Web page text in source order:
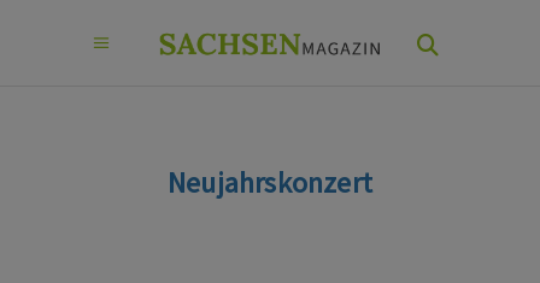
Neujahrskonzert